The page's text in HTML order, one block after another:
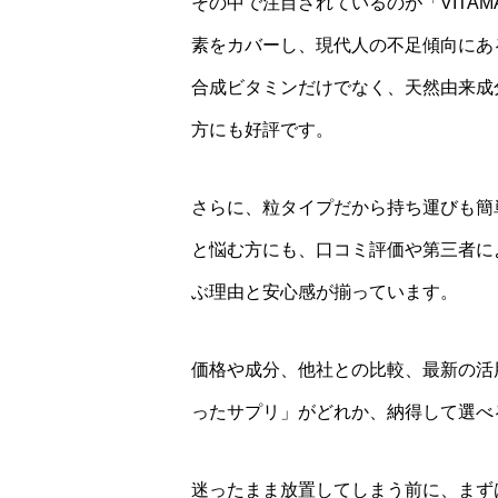
素をカバーし、現代人の不足傾向に
合成ビタミンだけでなく、天然由来
方にも好評です。
さらに、粒タイプだから持ち運びも
と悩む方にも、口コミ評価や第三者
ぶ理由と安心感が揃っています。
価格や成分、他社との比較、最新の
ったサプリ」がどれか、納得して選
迷ったまま放置してしまう前に、ま